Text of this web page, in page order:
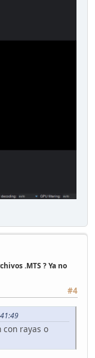
.MTS ? Ya no
#4
con rayas o